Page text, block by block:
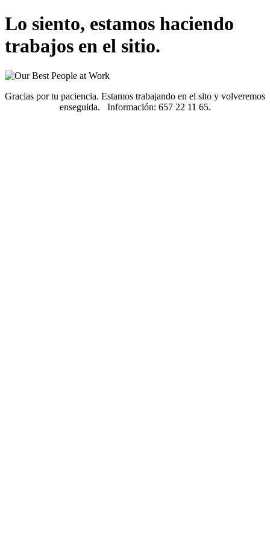
Lo siento, estamos haciendo
trabajos en el sitio.
Gracias por tu paciencia. Estamos trabajando en el sito y volveremos
enseguida. Información: 657 22 11 65.